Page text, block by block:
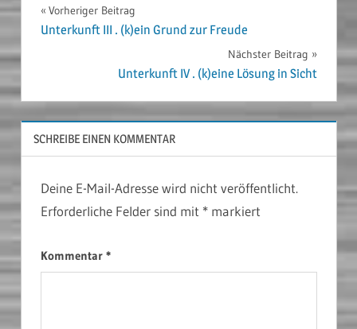
Beitragsnavigation
Vorheriger Beitrag
Unterkunft III . (k)ein Grund zur Freude
Nächster Beitrag
Unterkunft IV . (k)eine Lösung in Sicht
SCHREIBE EINEN KOMMENTAR
Deine E-Mail-Adresse wird nicht veröffentlicht.
Erforderliche Felder sind mit *markiert
Kommentar *